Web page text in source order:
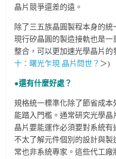
晶片競爭還差的遠。
除了三五族晶圓製程本身的
現行矽晶圓的製造接軌也是
整合，可以更加速光學晶片的
十：曙光乍現 晶片問世？ ＞)
●還有什麼好處？
規格統一標準化除了節省成
能踏入門檻。通常研究光學
晶片要能運作必須要對系統
不太了解元件個別的設計與
常也非系統專家。這些代工